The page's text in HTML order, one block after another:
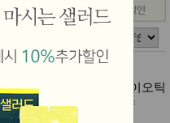
마이락토 스킨앤프로바이오틱
함유 (3g * 30포) 1박스
가할인